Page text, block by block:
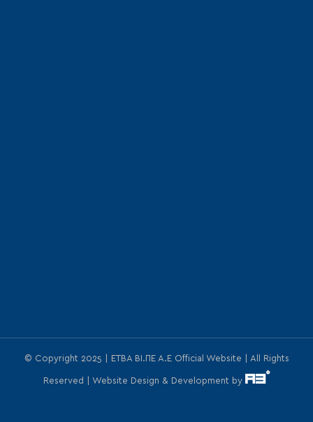
© Copyright 2025 | ΕΤΒΑ ΒΙ.ΠΕ Α.Ε Official Website | All Rights
Reserved | Website Design & Development by